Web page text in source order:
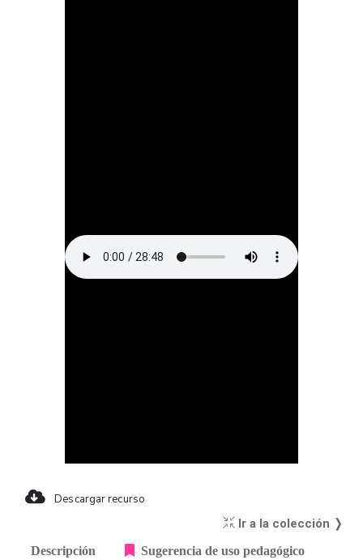
Descargar recurso
Ir a la colección ❭
Descripción Sugerencia de uso pedagógico